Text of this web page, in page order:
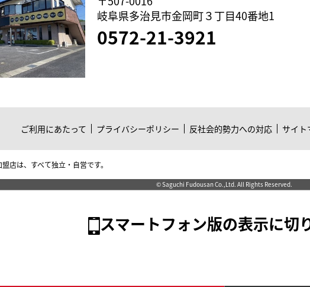
岐阜県多治見市金岡町３丁目40番地1
0572-21-3921
ご利用にあたって プライバシーポリシー 反社会的勢力への対応 サイト
店は、すべて独立・自営です。
© Saguchi Fudousan Co.,Ltd. All Rights Reserved.
スマートフォン版の表示に切